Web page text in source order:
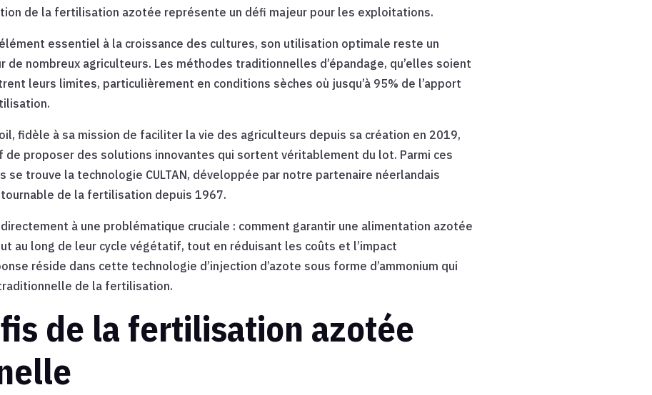
de la fertilisation azotée représente un défi majeur pour les exploitations.
essentiel à la croissance des cultures, son utilisation optimale reste un
nombreux agriculteurs. Les méthodes traditionnelles d’épandage, qu’elles soient
leurs limites, particulièrement en conditions sèches où jusqu’à 95% de l’apport
fidèle à sa mission de faciliter la vie des agriculteurs depuis sa création en 2019,
de proposer des solutions innovantes qui sortent véritablement du lot. Parmi ces
se trouve la technologie CULTAN, développée par notre partenaire néerlandais
de la fertilisation depuis 1967.
à une problématique cruciale : comment garantir une alimentation azotée
au long de leur cycle végétatif, tout en réduisant les coûts et l’impact
réside dans cette technologie d’injection d’azote sous forme d’ammonium qui
de la fertilisation.
de la fertilisation azotée